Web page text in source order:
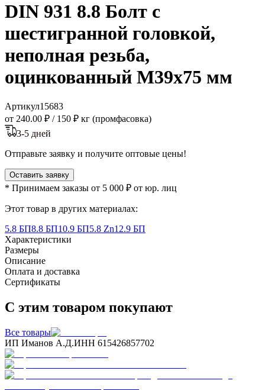
DIN 931 8.8 Болт с
шестигранной головкой,
неполная резьба,
оцинкованный M39x75 мм
Артикул15683
от 240.00 ₽ / 150 ₽ кг (промфасовка)
3-5 дней
Отправьте заявку и получите оптовые цены!
Оставить заявку
* Принимаем заказы от 5 000 ₽ от юр. лиц
Этот товар в других материалах:
5.8 БП8.8 БП10.9 БП5.8 Zn12.9 БП
Характеристики
Размеры
Описание
Оплата и доставка
Сертификаты
С этим товаром покупают
Все товары
ИП Иманов А.Д.ИНН 615426857702